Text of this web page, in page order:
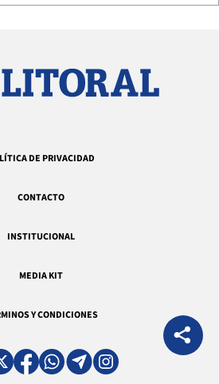
DE PRIVACIDAD
CONTACTO
INSTITUCIONAL
MEDIA KIT
Y CONDICIONES